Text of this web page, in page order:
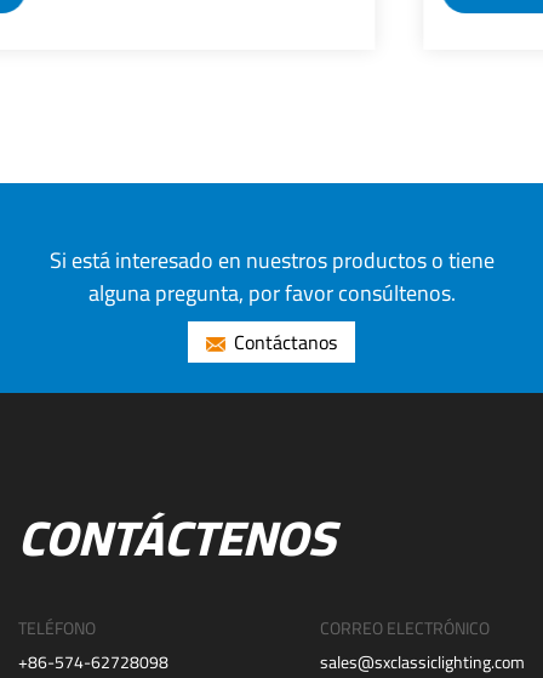
Si está interesado en nuestros productos o tiene
alguna pregunta, por favor consúltenos.
Contáctanos
CONTÁCTENOS
TELÉFONO
+86-574-62728098
CORREO ELECTRÓNICO
sales@sxclassiclighting.com